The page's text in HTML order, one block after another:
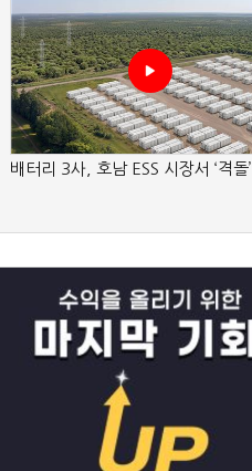
배터리 3사, 호남 ESS 시장서 ‘격돌’